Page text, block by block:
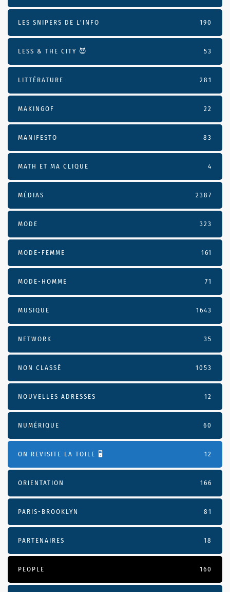
LES SNIPERS DE L’INFO 190
LESS & THE CITY 😈 53
LITTÉRATURE 281
MAKINGOF 22
MANIFESTO 83
MATH ET MA CLIQUE 4
MÉDIAS 2387
MODE 323
MODE-FEMME 161
MODE-HOMME 71
MUSIQUE 1643
NETWORK 35
NON CLASSÉ 1053
NOUVELLES ADRESSES 12
NUMÉRIQUE 60
ON REVISITE LA TOILE 🖥️ 12
ORIENTATION 166
PARIS-BROOKLYN 81
PARTENAIRES 18
PEOPLE 160